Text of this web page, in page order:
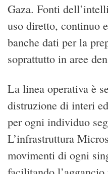
Gaza. Fonti
uso diretto, continuo
banche dati per la
soprattutto in aree
La linea operativa è
distruzione di interi
per ogni individuo
L’infrastruttura
movimenti di ogni